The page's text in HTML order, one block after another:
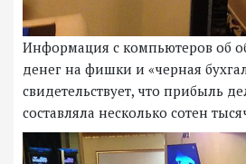
Информация с компьютеров об
денег на фишки и «черная
свидетельствует, что прибыль
составляла несколько сотен